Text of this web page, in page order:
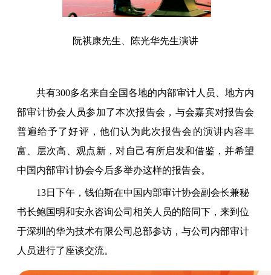
阮祺康先生、陈光华先生演讲
共有300多名来自全国各地的内部审计人员、地方内
部审计协会人员参加了本次报告会，与会嘉宾对报告会
普遍给予了好评，他们认为此次报告会的演讲内容丰
富、层次高、观点新，对自己有所启发和借鉴，并希望
中国内部审计协会今后多举办这样的报告会。
13日下午，钱伯斯在中国内部审计协会副会长兼秘
书长鲍国明和安永咨询公司相关人员的陪同下，来到位
于深圳的华为技术有限公司总部参访，与公司内部审计
人员进行了座谈交流。